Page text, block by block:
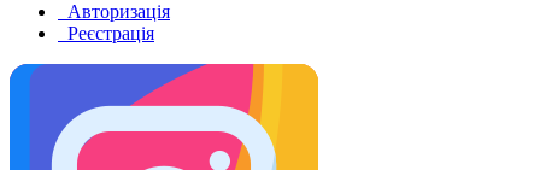
Авторизація
Реєстрація